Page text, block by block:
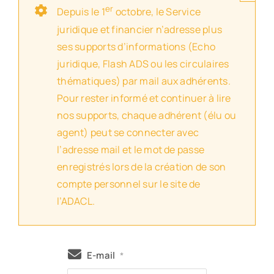
Depuis le 1er octobre, le Service
juridique et financier n’adresse plus
ses supports d’informations (Echo
juridique, Flash ADS ou les circulaires
thématiques) par mail aux adhérents.
Pour rester informé et continuer à lire
nos supports, chaque adhérent (élu ou
agent) peut se connecter avec
l’adresse mail et le mot de passe
enregistrés lors de la création de son
compte personnel sur le site de
l’ADACL.
E-mail *